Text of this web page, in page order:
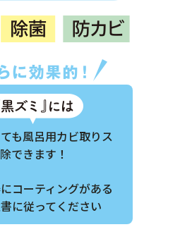
も風呂用カビ取りス
できます！
にコーティングがある
に従ってください